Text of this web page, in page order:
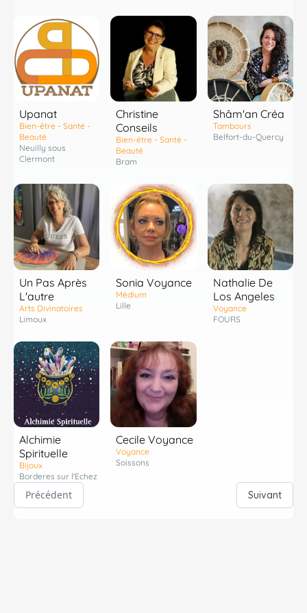
Upanat
Bien-être - Santé -
Beauté
Neuilly sous
Clermont
Christine
Conseils
Bien-être - Santé -
Beauté
Bram
Shâm'an Créa
Tambours
Belfort-du-Quercy
Un Pas Après
L'autre
Arts Divinatoires
Limoux
Sonia Voyance
Médium
Lille
Nathalie De
Los Angeles
Voyance
FOURS
Alchimie
Spirituelle
Bijoux
Borderes sur l'Echez
Cecile Voyance
Voyance
Soissons
Précédent Suivant